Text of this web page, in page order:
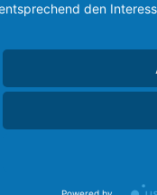
etwas vorsichtig
ist natürlich am
Du den eigentlich
den